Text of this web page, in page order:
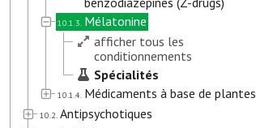
10.1.3. Mélatonine
afficher tous les
conditionnements
Spécialités
10.1.4. Médicaments à base de plantes
10.2. Antipsychotiques